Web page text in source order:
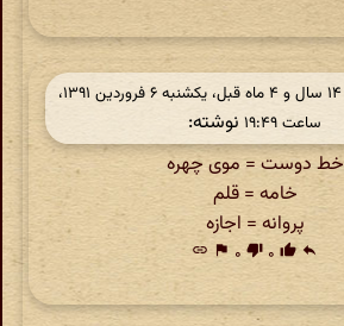
در ‫۱۴ سال و ۴ ماه قبل، یکشنبه ۶ فروردین ۱۳۹۱،
ساعت ۱۹:۴۹
نوشته:
خط دوست = موی چهره
خامه = قلم
پروانه = اجازه
reply
thumb_up ۰ thumb_down ۰ flag
link